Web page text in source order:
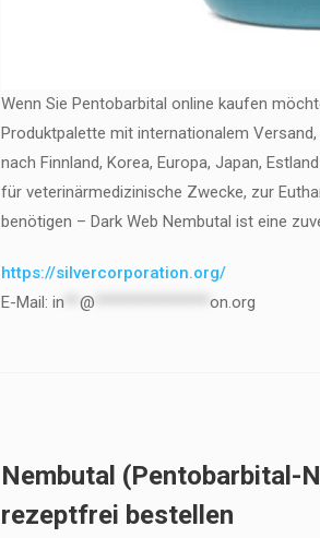
Wenn Sie Pentobarbital online kaufen
Produktpalette mit internationalem
nach Finnland, Korea, Europa, Japan,
für veterinärmedizinische Zwecke, zur
benötigen – Dark Web Nembutal ist eine
https://silvercorporation.org/
E-Mail:in **@ ***************on.org
Nembutal (Pentobarbital-
rezeptfrei bestellen